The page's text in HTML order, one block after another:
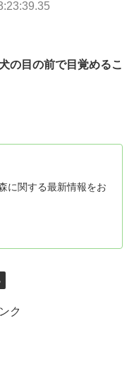
の目の前で目覚めるこ
に関する最新情報をお
ク